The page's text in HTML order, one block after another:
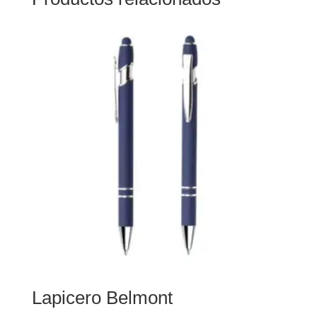
Lapicero Belmont